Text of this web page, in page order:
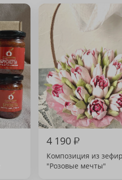
4 190₽
Композиция из
"Розовые мечты"